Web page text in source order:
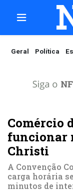
Geral Política
Comércio
funcionar
Christi
A Convenção
carga horária
minutos de